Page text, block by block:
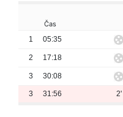
Čas
1
05:35
2 17:18
3 30:08
3 31:56 2'